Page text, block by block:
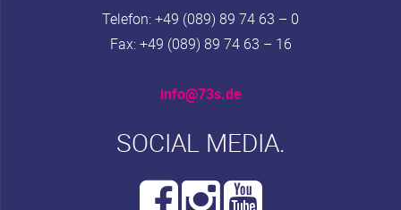
Telefon: +49 (089) 89 74 63 – 0
Fax: +49 (089) 89 74 63 – 16
info@73s.de
SOCIAL MEDIA.